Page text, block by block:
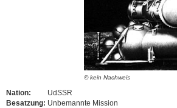
© kein Nachweis
Nation:
UdSSR
Besatzung: Unbemannte Mission